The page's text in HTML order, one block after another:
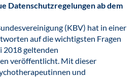
Datenschutzregelungen ab dem
(KBV) hat in einer
auf die wichtigsten Fragen
2018 geltenden
veröffentlicht. Mit dieser
und